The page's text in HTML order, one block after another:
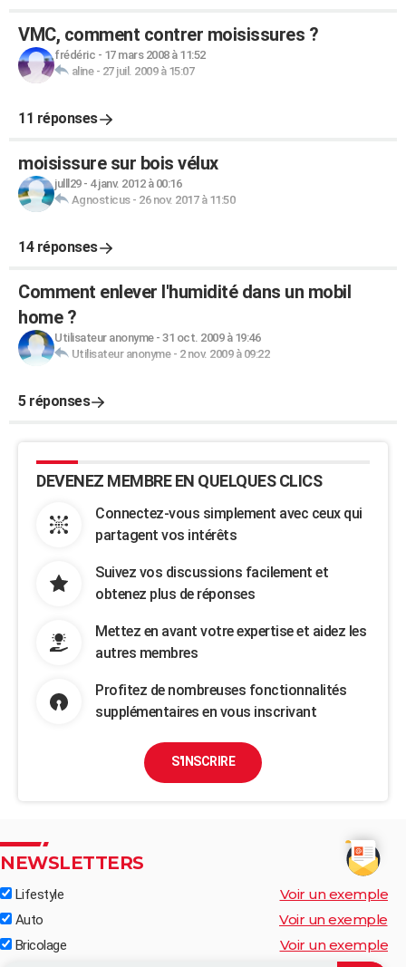
VMC, comment contrer moisissures ?
frédéric - 17 mars 2008 à 11:52
aline- 27 juil. 2009 à 15:07
11 réponses
moisissure sur bois vélux
julll29- 4 janv. 2012 à 00:16
Agnosticus- 26 nov. 2017 à 11:50
14 réponses
Comment enlever l'humidité dans un mobil
home ?
Utilisateur anonyme- 31 oct. 2009 à 19:46
Utilisateur anonyme- 2 nov. 2009 à 09:22
5 réponses
DEVENEZ MEMBRE EN QUELQUES CLICS
Connectez-vous simplement avec ceux qui
partagent vos intérêts
Suivez vos discussions facilement et
obtenez plus de réponses
Mettez en avant votre expertise et aidez les
autres membres
Profitez de nombreuses fonctionnalités
supplémentaires en vous inscrivant
S'INSCRIRE
NEWSLETTERS
Lifestyle Voir un exemple
Auto Voir un exemple
Bricolage Voir un exemple